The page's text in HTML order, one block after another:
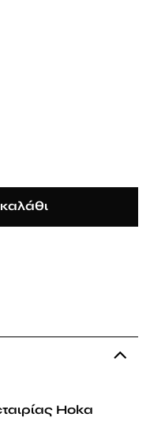
Hoka